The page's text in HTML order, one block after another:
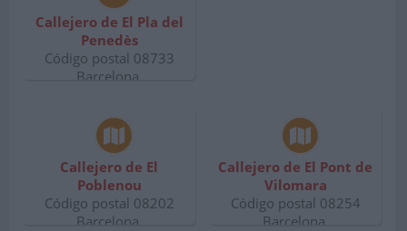
Callejero de El Pla del
Penedès
Código postal 08733
Barcelona.
Callejero de El
Poblenou
Código postal 08202
Barcelona.
Callejero de El Pont de
Vilomara
Código postal 08254
Barcelona.